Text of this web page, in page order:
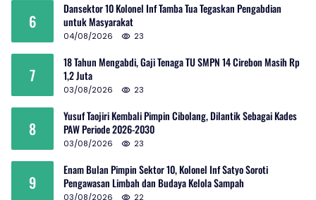
6
Dansektor 10 Kolonel Inf Tamba Tua Tegaskan Pengabdian
untuk Masyarakat
04/08/2026 23
7
18 Tahun Mengabdi, Gaji Tenaga TU SMPN 14 Cirebon Masih Rp
1,2 Juta
03/08/2026 23
8
Yusuf Taojiri Kembali Pimpin Cibolang, Dilantik Sebagai Kades
PAW Periode 2026-2030
03/08/2026 23
9
Enam Bulan Pimpin Sektor 10, Kolonel Inf Satyo Soroti
Pengawasan Limbah dan Budaya Kelola Sampah
03/08/2026 22